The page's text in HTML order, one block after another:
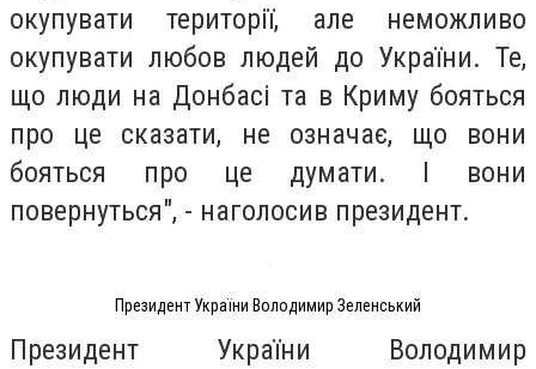
окупувати території, але неможливо
окупувати любов людей до України. Те,
що люди на Донбасі та в Криму бояться
про це сказати, не означає, що вони
бояться про це думати. І вони
повернуться", - наголосив президент.
Президент України Володимир Зеленський
Президент України Володимир